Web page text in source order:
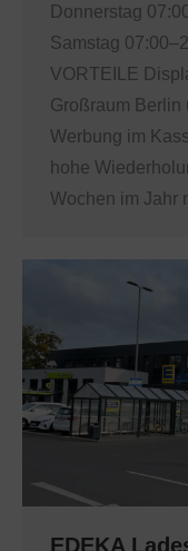
Donnerstag
Samstag
VORTEILE
Großraum Berlin
Werbung im
hohe
Wochen im Jahr
EDEKA